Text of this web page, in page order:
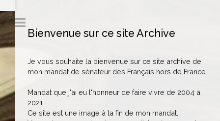
Bienvenue sur ce site Archive
Je vous souhaite la bienvenue sur ce site archive de
mon mandat de sénateur des Français hors de France.
Mandat que j'ai eu l'honneur de faire vivre de 2004 à
2021.
Ce site est une image à la fin de mon mandat.